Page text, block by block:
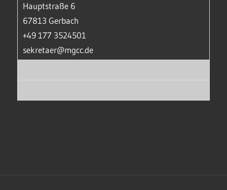
Hauptstraße 6
67813 Gerbach
+49 177 3524501
sekretaer@mgcc.de